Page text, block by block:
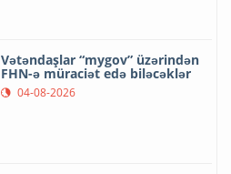
Vətəndaşlar “mygov” üzərindən
FHN-ə müraciət edə biləcəklər
04-08-2026